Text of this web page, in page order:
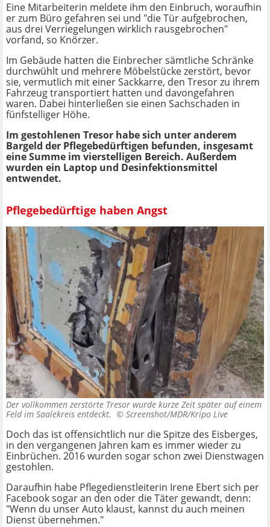
Eine Mitarbeiterin meldete ihm den Einbruch, woraufhin
er zum Büro gefahren sei und "die Tür aufgebrochen,
aus drei Verriegelungen wirklich rausgebrochen"
vorfand, so Knörzer.
Im Gebäude hatten die Einbrecher sämtliche Schränke
durchwühlt und mehrere Möbelstücke zerstört, bevor
sie, vermutlich mit einer Sackkarre, den Tresor zu ihrem
Fahrzeug transportiert hatten und davongefahren
waren. Dabei hinterließen sie einen Sachschaden in
fünfstelliger Höhe.
Im gestohlenen Tresor habe sich unter anderem
Bargeld der Pflegebedürftigen befunden, insgesamt
eine Summe im vierstelligen Bereich. Außerdem
wurden ein Laptop und Desinfektionsmittel
entwendet.
Pflegebedürftige haben Angst
Der vollkommen zerstörte Tresor wurde kurze Zeit später auf einem
Feld im Saalekreis entdeckt. © Screenshot/MDR/Kripo Live
Doch das ist offensichtlich nur die Spitze des Eisberges,
in den vergangenen Jahren kam es immer wieder zu
Einbrüchen. 2016 wurden sogar schon zwei Dienstwagen
gestohlen.
Daraufhin habe Pflegedienstleiterin Irene Ebert sich per
Facebook sogar an den oder die Täter gewandt, denn:
"Wenn du unser Auto klaust, kannst du auch meinen
Dienst übernehmen."